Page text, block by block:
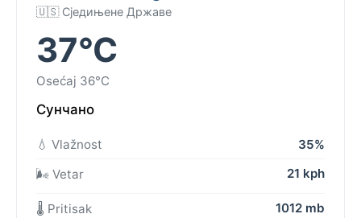
🇺🇸 Сједињене Државе
37°C
Osećaj 36°C
Сунчано
💧 Vlažnost
35%
🌬️ Vetar
21 kph
🌡️ Pritisak 1012 mb